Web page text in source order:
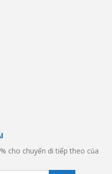
cho chuyến đi tiếp theo của